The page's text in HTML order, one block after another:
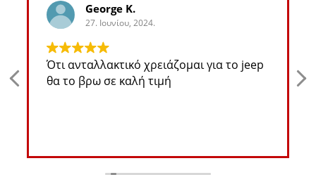
George K.
27. Ιουνίου, 2024.
Ότι ανταλλακτικό χρειάζομαι για το jeep
θα το βρω σε καλή τιμή